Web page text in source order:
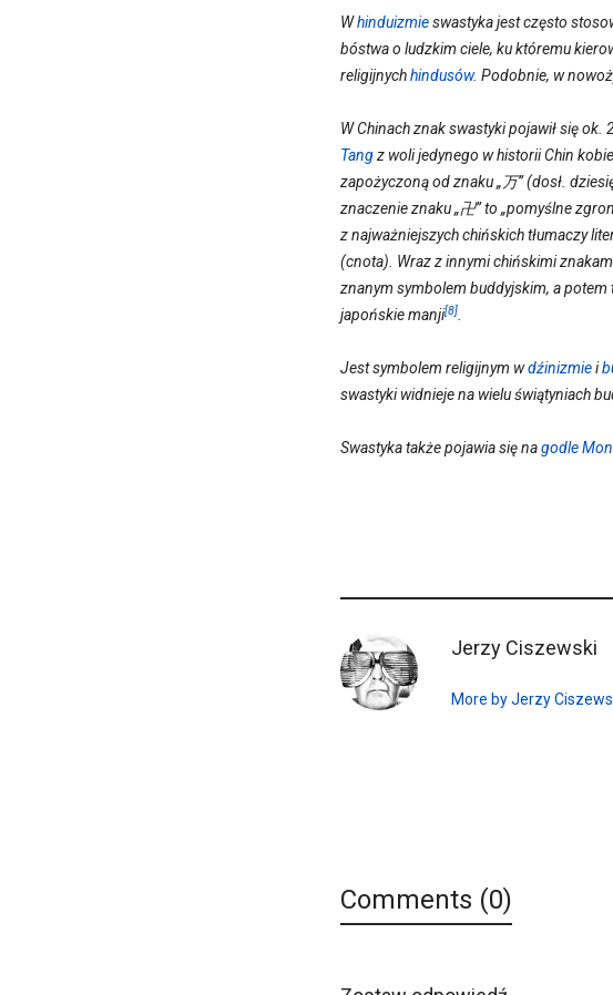
Whinduizmieswastyka jest często
bóstwa o ludzkim ciele, ku któremu
religijnychhindusów. Podobnie, w
W Chinach znak swastyki pojawił się
Tangz woli jedynego w historii Chin
zapożyczoną od znaku „万” (dosł.
znaczenie znaku „卍” to „pomyślne
z najważniejszych chińskich tłumaczy
(cnota). Wraz z innymi chińskimi
znanym symbolem buddyjskim, a potem
japońskie manji[8].
Jest symbolem religijnym wdźinizmiei
swastyki widnieje na wielu świątyniach
Swastyka także pojawia się nagodle
Jerzy Ciszewski
More by Jerzy
Comments (0)